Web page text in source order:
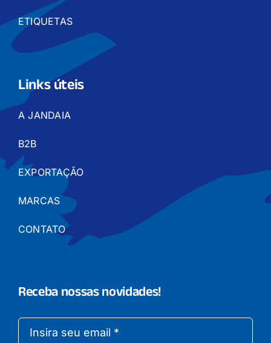
ETIQUETAS
Links úteis
A JANDAIA
B2B
EXPORTAÇÃO
MARCAS
CONTATO
Receba nossas novidades!